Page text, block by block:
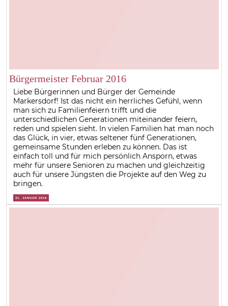
Bürgermeister Februar 2016
Liebe Bürgerinnen und Bürger der Gemeinde
Markersdorf! Ist das nicht ein herrliches Gefühl, wenn
man sich zu Familienfeiern trifft und die
unterschiedlichen Generationen miteinander feiern,
reden und spielen sieht. In vielen Familien hat man noch
das Glück, in vier, etwas seltener fünf Generationen,
gemeinsame Stunden erleben zu können. Das ist
einfach toll und für mich persönlich Ansporn, etwas
mehr für unsere Senioren zu machen und gleichzeitig
auch für unsere Jüngsten die Projekte auf den Weg zu
bringen.
31. JANUAR 2016